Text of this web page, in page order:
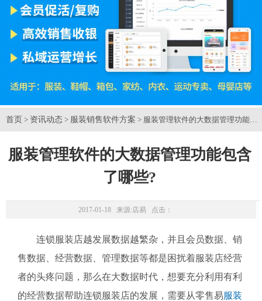
首页 > 资讯动态 > 服装销售软件方案 > 服装管理软件的大数据管理功能包
服装管理软件的大数据管理功能包含
了哪些?
2017-01-18 来源:店易 点击：
连锁服装店越发展数据越繁杂，并且会员数据、销
售数据、经营数据、管理数据等都是困扰着服装店经营
者的头疼问题，那么在大数据时代，想要充分利用有利
的经营数据帮助连锁服装店的发展，需要从零售易服装